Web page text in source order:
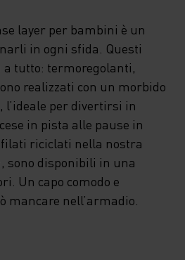
layer per bambini è un
in ogni sfida. Questi
a tutto: termoregolanti,
realizzati con un morbido
l’ideale per divertirsi in
in pista alle pause in
riciclati nella nostra
sono disponibili in una
Un capo comodo e
mancare nell’armadio.